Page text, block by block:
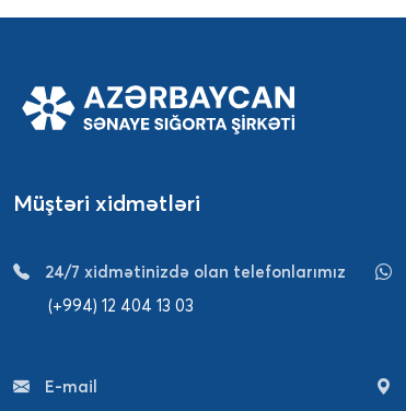
Müştəri xidmətləri
24/7 xidmətinizdə olan telefonlarımız
(+994) 12 404 13 03
E-mail